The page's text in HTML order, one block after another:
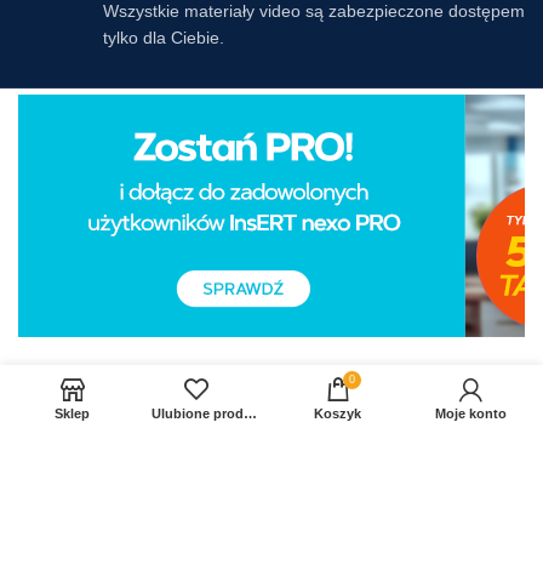
Wszystkie materiały video są zabezpieczone dostępem
tylko dla Ciebie.
Sklep Ulubione produkty
0
Koszyk Moje konto